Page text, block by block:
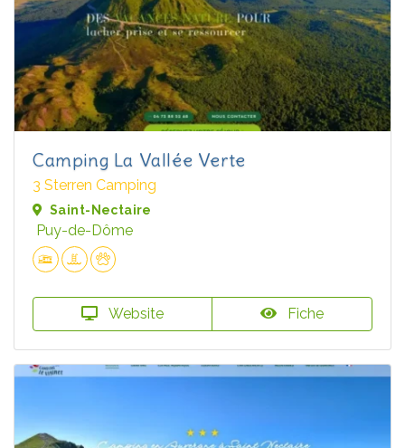
Camping La Vallée Verte
3 Sterren Camping
Saint-Nectaire
Puy-de-Dôme
Website Fiche